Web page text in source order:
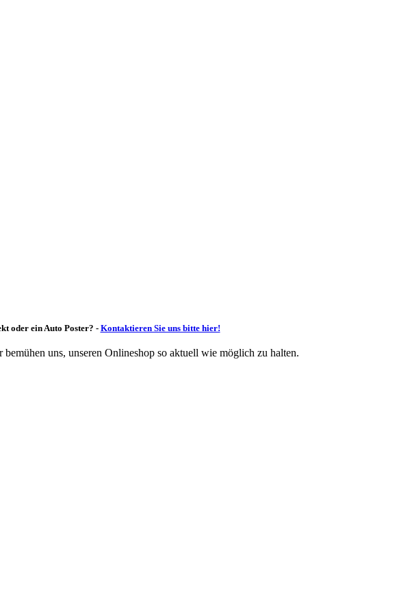
oder ein Auto Poster? - Kontaktieren Sie uns bitte hier!
uns, unseren Onlineshop so aktuell wie möglich zu halten.